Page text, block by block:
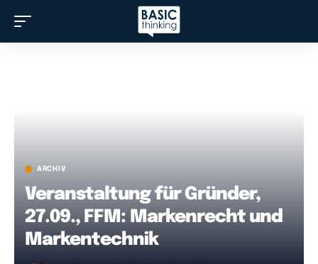
ARCHIV
Veranstaltung für Gründer,
27.09., FFM: Markenrecht und
Markentechnik